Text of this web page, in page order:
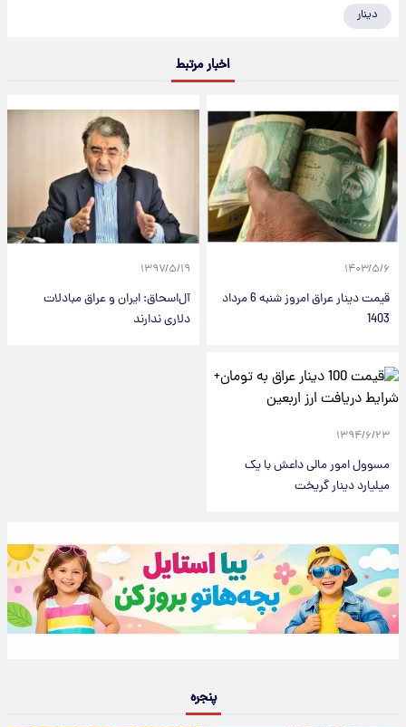
دینار
اخبار مرتبط
۱۴۰۳/۵/۶
قیمت دینار عراق امروز شنبه 6 مرداد
1403
۱۳۹۷/۵/۱۹
آل‌اسحاق: ایران و عراق مبادلات
دلاری ندارند
۱۳۹۴/۶/۲۳
مسوول امور مالی داعش با یک
میلیارد دینار گریخت
پنجره